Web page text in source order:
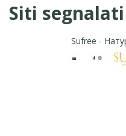
Siti segnalati
Sufree -